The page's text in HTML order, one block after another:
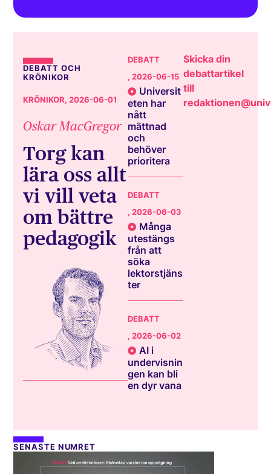
DEBATT OCH
KRÖNIKOR
KRÖNIKOR, 2026-06-01
Oskar MacGregor
Torg kan
lära oss allt
vi vill veta
om bättre
pedagogik
DEBATT
, 2026-06-15
Universit
eten har
nått
mättnad
och
behöver
prioritera
DEBATT
, 2026-06-03
Många
utestängs
från att
söka
lektorstjäns
ter
DEBATT
, 2026-06-02
AI i
undervisnin
gen kan bli
en dyr vana
Skicka din
debattartikel
till
SENASTE NUMRET